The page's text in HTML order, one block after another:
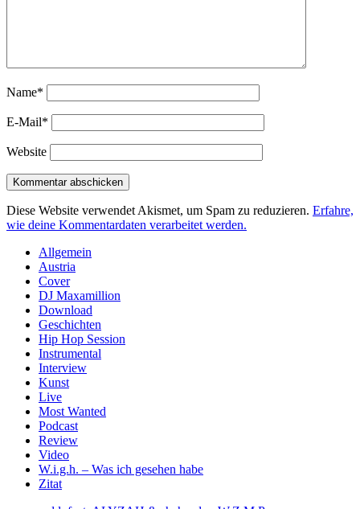
Name*
E-Mail*
Website
Diese Website verwendet Akismet, um Spam zu reduzieren. Erfahre,
wie deine Kommentardaten verarbeitet werden.
Sidebar
Allgemein
Austria
Cover
DJ Maxamillion
Download
Geschichten
Hip Hop Session
Instrumental
Interview
Kunst
Live
Most Wanted
Podcast
Review
Video
W.i.g.h. – Was ich gesehen habe
Zitat